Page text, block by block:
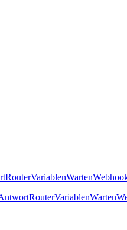
RouterVariablenWarten
RouterVariablenWarten